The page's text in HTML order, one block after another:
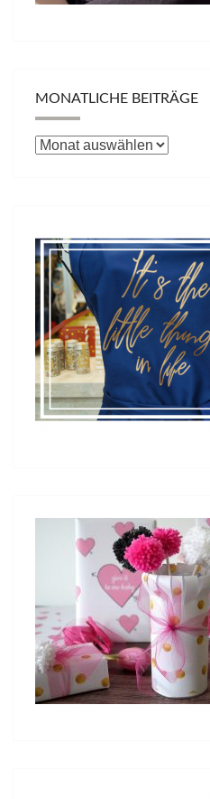
MONATLICHE BEITRÄGE
Monatliche